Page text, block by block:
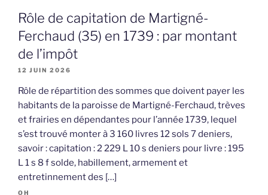
Rôle de capitation de Martigné-
Ferchaud (35) en 1739 : par montant
de l’impôt
12 JUIN 2026
Rôle de répartition des sommes que doivent payer les
habitants de la paroisse de Martigné-Ferchaud, trèves
et frairies en dépendantes pour l’année 1739, lequel
s’est trouvé monter à 3 160 livres 12 sols 7 deniers,
savoir : capitation : 2 229 L 10 s deniers pour livre : 195
L 1 s 8 f solde, habillement, armement et
entretinnement des […]
OH